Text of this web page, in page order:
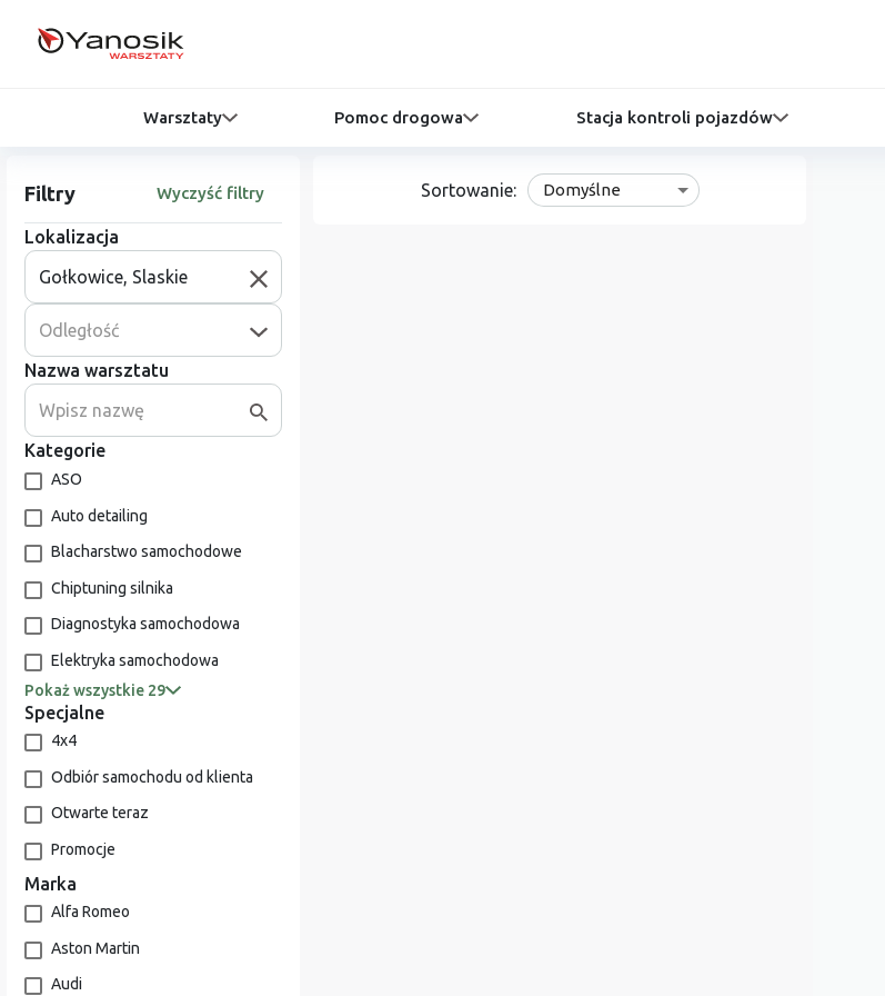
Warsztaty Pomoc drogowa Stacja kontroli pojazdów
Filtry Wyczyść filtry
Lokalizacja
Odległość
Nazwa warsztatu
Kategorie
ASO
Auto detailing
Blacharstwo samochodowe
Chiptuning silnika
Diagnostyka samochodowa
Elektryka samochodowa
Pokaż wszystkie 29
Specjalne
4x4
Odbiór samochodu od klienta
Otwarte teraz
Promocje
Marka
Alfa Romeo
Aston Martin
Audi
Sortowanie: Domyślne